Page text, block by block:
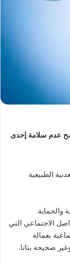
عدم سلامة إحدى
الطبيعية
والحماية
الاجتماعي التي
بعمالة
صحيحة بتاتا.